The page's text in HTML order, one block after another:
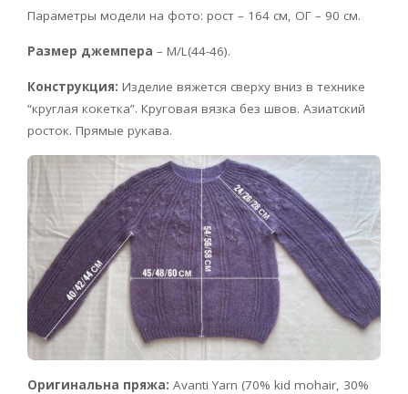
Параметры модели на фото: рост – 164 см, ОГ – 90 см.
Размер джемпера – М/L(44-46).
Конструкция: Изделие вяжется сверху вниз в технике
“круглая кокетка”. Круговая вязка без швов. Азиатский
росток. Прямые рукава.
Оригинальна пряжа: Avanti Yarn (70% kid mohair, 30%